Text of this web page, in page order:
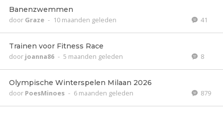
Banenzwemmen
door Graze - 10 maanden geleden 41
Trainen voor Fitness Race
door joanna86 - 5 maanden geleden 8
Olympische Winterspelen Milaan 2026
door PoesMinoes - 6 maanden geleden 879